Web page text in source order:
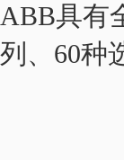
ABB具有
列、60种